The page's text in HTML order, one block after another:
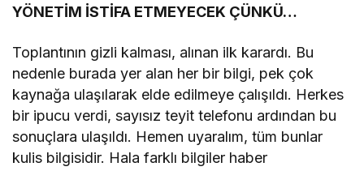
YÖNETİM İSTİFA ETMEYECEK ÇÜNKÜ…
Toplantının gizli kalması, alınan ilk karardı. Bu
nedenle burada yer alan her bir bilgi, pek çok
kaynağa ulaşılarak elde edilmeye çalışıldı. Herkes
bir ipucu verdi, sayısız teyit telefonu ardından bu
sonuçlara ulaşıldı. Hemen uyaralım, tüm bunlar
kulis bilgisidir. Hala farklı bilgiler haber